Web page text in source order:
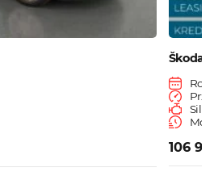
Škoda
Rok
106